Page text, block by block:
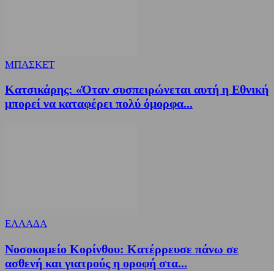
ΜΠΑΣΚΕΤ
Κατσικάρης: «Όταν συσπειρώνεται αυτή η Εθνική
μπορεί να καταφέρει πολύ όμορφα...
ΕΛΛΑΔΑ
Νοσοκομείο Κορίνθου: Κατέρρευσε πάνω σε
ασθενή και γιατρούς η οροφή στα...